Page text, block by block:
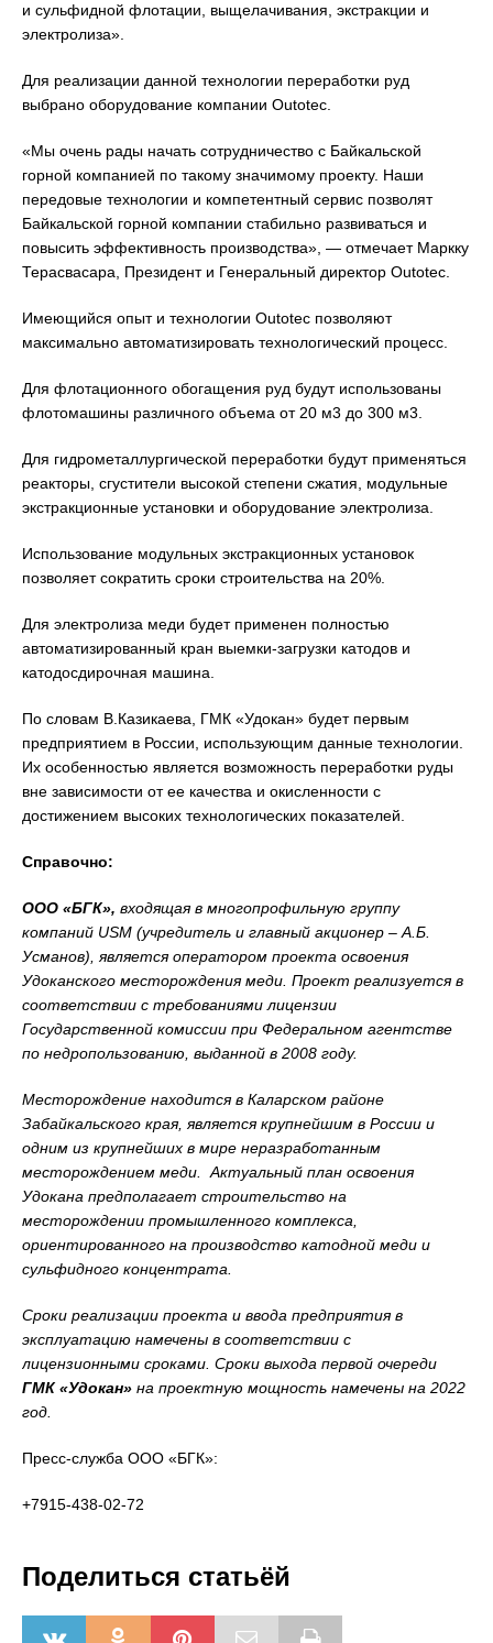
и сульфидной флотации, выщелачивания, экстракции и
электролиза».
Для реализации данной технологии переработки руд
выбрано оборудование компании Outotec.
«Мы очень рады начать сотрудничество с Байкальской
горной компанией по такому значимому проекту. Наши
передовые технологии и компетентный сервис позволят
Байкальской горной компании стабильно развиваться и
повысить эффективность производства», — отмечает Маркку
Терасвасара, Президент и Генеральный директор Outotec.
Имеющийся опыт и технологии Outotec позволяют
максимально автоматизировать технологический процесс.
Для флотационного обогащения руд будут использованы
флотомашины различного объема от 20 м3 до 300 м3.
Для гидрометаллургической переработки будут применяться
реакторы, сгустители высокой степени сжатия, модульные
экстракционные установки и оборудование электролиза.
Использование модульных экстракционных установок
позволяет сократить сроки строительства на 20%.
Для электролиза меди будет применен полностью
автоматизированный кран выемки-загрузки катодов и
катодосдирочная машина.
По словам В.Казикаева, ГМК «Удокан» будет первым
предприятием в России, использующим данные технологии.
Их особенностью является возможность переработки руды
вне зависимости от ее качества и окисленности с
достижением высоких технологических показателей.
Справочно:
ООО «БГК», входящая в многопрофильную группу
компаний USM (учредитель и главный акционер – А.Б.
Усманов), является оператором проекта освоения
Удоканского месторождения меди. Проект реализуется в
соответствии с требованиями лицензии
Государственной комиссии при Федеральном агентстве
по недропользованию, выданной в 2008 году.
Месторождение находится в Каларском районе
Забайкальского края, является крупнейшим в России и
одним из крупнейших в мире неразработанным
месторождением меди. Актуальный план освоения
Удокана предполагает строительство на
месторождении промышленного комплекса,
ориентированного на производство катодной меди и
сульфидного концентрата.
Сроки реализации проекта и ввода предприятия в
эксплуатацию намечены в соответствии с
лицензионными сроками. Сроки выхода первой очереди
ГМК «Удокан» на проектную мощность намечены на 2022
год.
Пресс-служба ООО «БГК»:
+7915-438-02-72
Поделиться статьёй